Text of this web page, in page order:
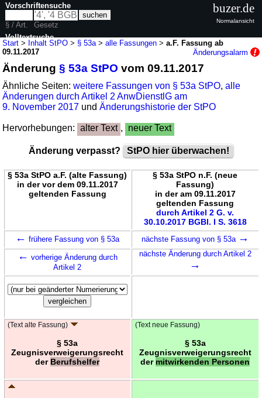
Start > Inhalt StPO > § 53a >alle Fassungen >a.F. Fassung ab
09.11.2017
Änderungsalarm
Änderung§ 53a StPO vom 09.11.2017
Ähnliche Seiten:weitere Fassungen von § 53a StPO,alle
Änderungen durch Artikel 2 AnwDienstlG am
9. November 2017 undÄnderungshistorie der StPO
Hervorhebungen: alter Text , neuer Text
Änderung verpasst? StPO hier überwachen!
§ 53a StPO a.F. (alte Fassung)
in der vor dem 09.11.2017
geltenden Fassung
§ 53a StPO n.F. (neue
Fassung)
in der am 09.11.2017
geltenden Fassung
durch Artikel 2 G. v.
30.10.2017 BGBl. I S. 3618
← frühere Fassung von § 53a nächste Fassung von § 53a →
← vorherige Änderung durch
Artikel 2
nächste Änderung durch Artikel 2
→
(Text alte Fassung)
§ 53a
Zeugnisverweigerungsrecht
der Berufshelfer
(Text neue Fassung)
§ 53a
Zeugnisverweigerungsrecht
der mitwirkenden Personen
Vorschriftensuche
§ / Art.
Gesetz
Volltextsuche
buzer.de
Normalansicht